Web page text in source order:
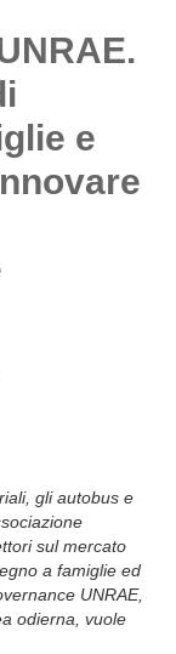
e
gli autobus e
sul mercato
a famiglie ed
UNRAE,
odierna, vuole